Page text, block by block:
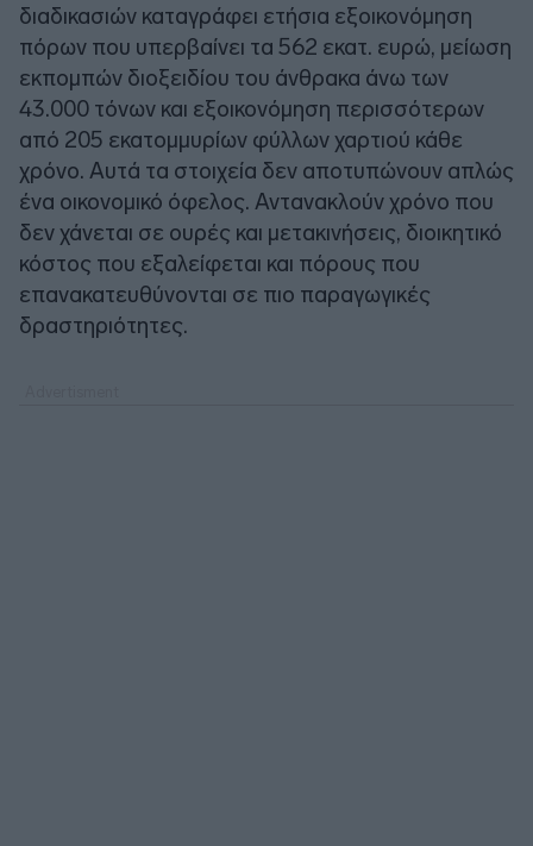
διαδικασιών καταγράφει ετήσια εξοικονόμηση
πόρων που υπερβαίνει τα 562 εκατ. ευρώ, μείωση
εκπομπών διοξειδίου του άνθρακα άνω των
43.000 τόνων και εξοικονόμηση περισσότερων
από 205 εκατομμυρίων φύλλων χαρτιού κάθε
χρόνο. Αυτά τα στοιχεία δεν αποτυπώνουν απλώς
ένα οικονομικό όφελος. Αντανακλούν χρόνο που
δεν χάνεται σε ουρές και μετακινήσεις, διοικητικό
κόστος που εξαλείφεται και πόρους που
επανακατευθύνονται σε πιο παραγωγικές
δραστηριότητες.